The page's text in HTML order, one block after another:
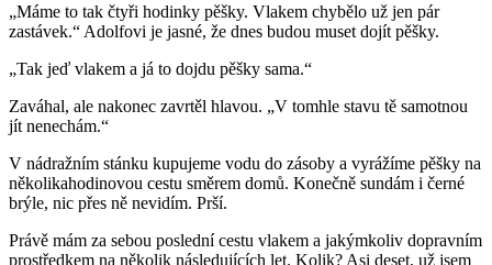
„Máme to tak čtyři hodinky pěšky. Vlakem chybělo už jen pár
zastávek.“ Adolfovi je jasné, že dnes budou muset dojít pěšky.
„Tak jeď vlakem a já to dojdu pěšky sama.“
Zaváhal, ale nakonec zavrtěl hlavou. „V tomhle stavu tě samotnou
jít nenechám.“
V nádražním stánku kupujeme vodu do zásoby a vyrážíme pěšky na
několikahodinovou cestu směrem domů. Konečně sundám i černé
brýle, nic přes ně nevidím. Prší.
Právě mám za sebou poslední cestu vlakem a jakýmkoliv dopravním
prostředkem na několik následujících let. Kolik? Asi deset, už jsem